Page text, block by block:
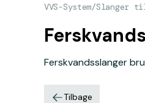
VVS-System/Slanger til
Ferskvandsslanger
Tilbage